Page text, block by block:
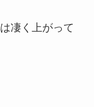
凄く上がって